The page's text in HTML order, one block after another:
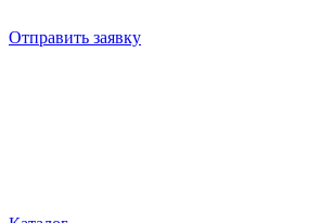
Отправить заявку